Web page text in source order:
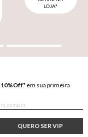
LOJA*
10%Off* em sua primeira
QUERO SER VIP